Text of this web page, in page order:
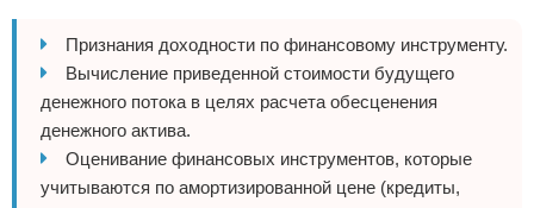
Признания доходности по финансовому инструменту.
Вычисление приведенной стоимости будущего
денежного потока в целях расчета обесценения
денежного актива.
Оценивание финансовых инструментов, которые
учитываются по амортизированной цене (кредиты,